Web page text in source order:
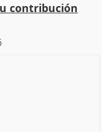
contribución